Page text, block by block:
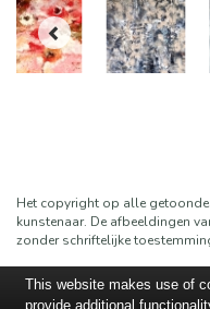
Het copyright op alle
kunstenaar. De afbeeldingen
zonder schriftelijke
This website makes use of
provide additional